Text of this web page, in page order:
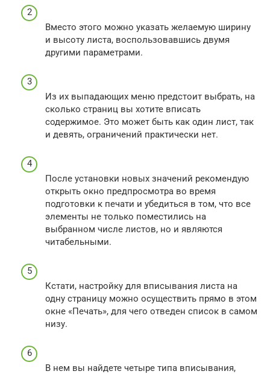
Вместо этого можно указать желаемую ширину
и высоту листа, воспользовавшись двумя
другими параметрами.
Из их выпадающих меню предстоит выбрать, на
сколько страниц вы хотите вписать
содержимое. Это может быть как один лист, так
и девять, ограничений практически нет.
После установки новых значений рекомендую
открыть окно предпросмотра во время
подготовки к печати и убедиться в том, что все
элементы не только поместились на
выбранном числе листов, но и являются
читабельными.
Кстати, настройку для вписывания листа на
одну страницу можно осуществить прямо в этом
окне «Печать», для чего отведен список в самом
низу.
В нем вы найдете четыре типа вписывания,